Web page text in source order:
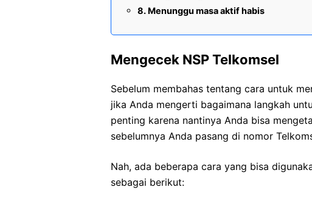
Menunggu masa aktif habis
Mengecek NSP Telkomsel
Sebelum membahas tentang cara untuk
jika Anda mengerti bagaimana langkah
penting karena nantinya Anda bisa
sebelumnya Anda pasang di nomor
Nah, ada beberapa cara yang bisa
sebagai berikut: